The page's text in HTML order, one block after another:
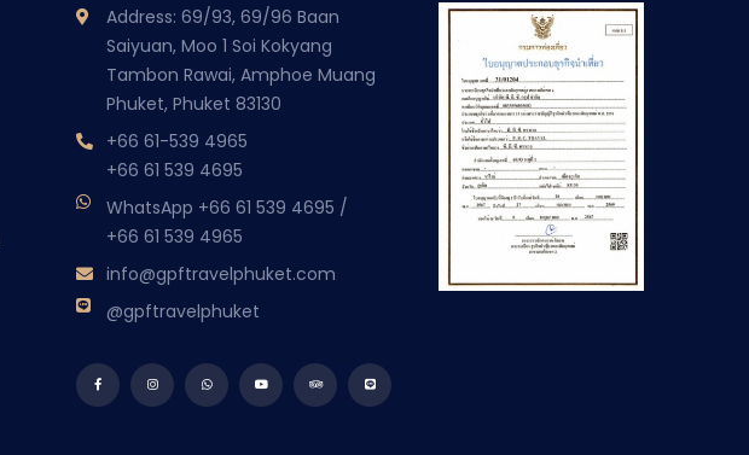
Address: 69/93, 69/96 Baan
Saiyuan, Moo 1 Soi Kokyang
Tambon Rawai, Amphoe Muang
Phuket, Phuket 83130
+66 61-539 4965
+66 61 539 4695
WhatsApp +66 61 539 4695 /
+66 61 539 4965
info@gpftravelphuket.com
@gpftravelphuket